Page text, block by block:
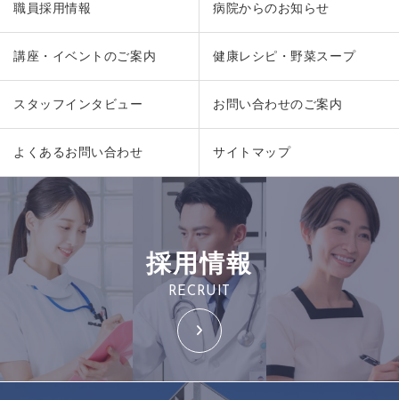
職員採用情報 病院からのお知らせ
講座・イベントのご案内 健康レシピ・野菜スープ
スタッフインタビュー お問い合わせのご案内
よくあるお問い合わせ サイトマップ
採用情報
RECRUIT